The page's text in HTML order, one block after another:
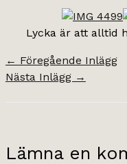
Lycka är att alltid
← Föregående Inlägg
Nästa Inlägg →
Lämna en